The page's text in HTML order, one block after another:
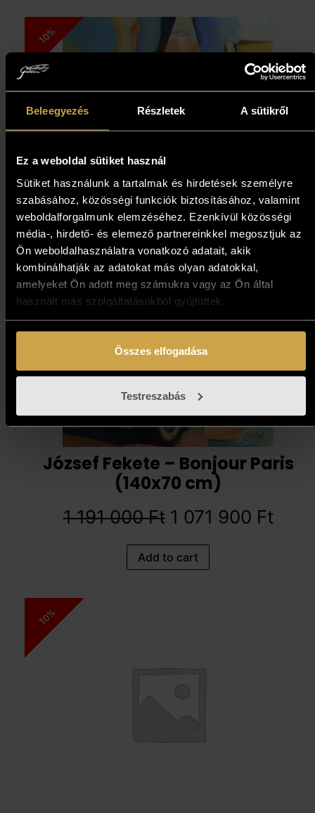
Beleegyezés Részletek A sütikről
Ez a weboldal sütiket használ
Sütiket használunk a tartalmak és hirdetések személyre
szabásához, közösségi funkciók biztosításához, valamint
weboldalforgalmunk elemzéséhez. Ezenkívül közösségi
média-, hirdető- és elemező partnereinkkel megosztjuk az
Ön weboldalhasználatra vonatkozó adatait, akik
kombinálhatják az adatokat más olyan adatokkal,
amelyeket Ön adott meg számukra vagy az Ön által
használt más szolgáltatásokból gyűjtöttek.
Összes elfogadása
Testreszabás
10%
József Fekete – Bonjour Paris
(140x70 cm)
1 191 000Ft 1 071 900 Ft
Add to cart
10%